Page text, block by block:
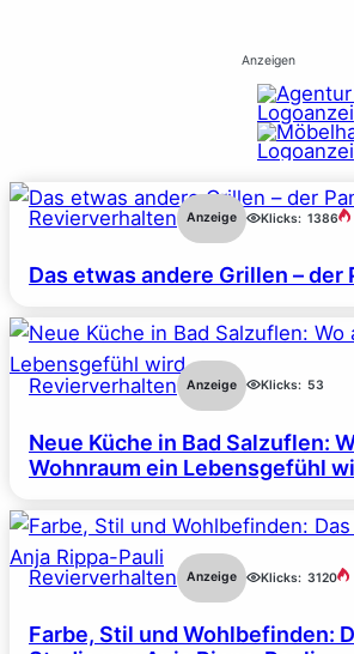
Anzeigen
Revierverhalten Anzeige Klicks: 1386
Das etwas andere Grillen – der
Revierverhalten Anzeige Klicks: 53
Neue Küche in Bad Salzuflen:
Wohnraum ein Lebensgefühl
Revierverhalten Anzeige Klicks: 3120
Farbe, Stil und Wohlbefinden: